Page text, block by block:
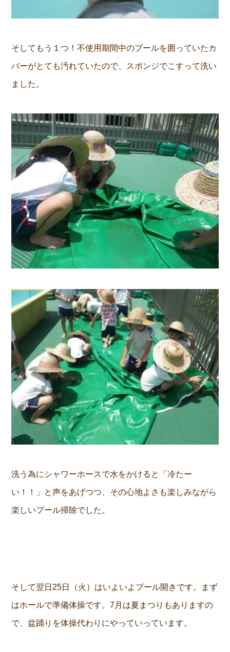
そしてもう１つ！不使用期間中のプールを囲っていたカ
バーがとても汚れていたので、スポンジでこすって洗い
ました。
洗う為にシャワーホースで水をかけると「冷たー
い！！」と声をあげつつ、その心地よさも楽しみながら
楽しいプール掃除でした。
そして翌日25日（火）はいよいよプール開きです。まず
はホールで準備体操です。7月は夏まつりもありますの
で、盆踊りを体操代わりにやっていっています。